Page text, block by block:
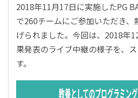
2018年11月17日に実施したPG
で260チームにご参加いただき
げられました。今回は、2018年
果発表のライブ中継の様子を、
す。